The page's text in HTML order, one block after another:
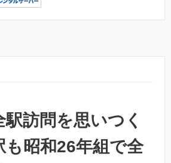
訪問を思いつく
も昭和26年組で全